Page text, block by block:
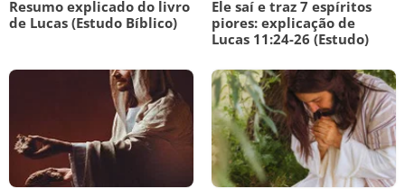
Resumo explicado do livro
de Lucas (Estudo Bíblico)
Ele saí e traz 7 espíritos
piores: explicação de
Lucas 11:24-26 (Estudo)